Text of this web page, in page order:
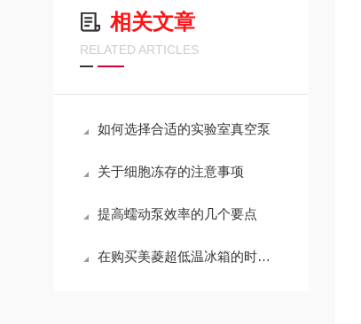
相关文章
RELATED ARTICLES
如何选择合适的实验室真空泵
关于细胞冻存的注意事项
提高蠕动泵效率的几个要点
在购买美菱超低温冰箱的时候需要考虑哪些